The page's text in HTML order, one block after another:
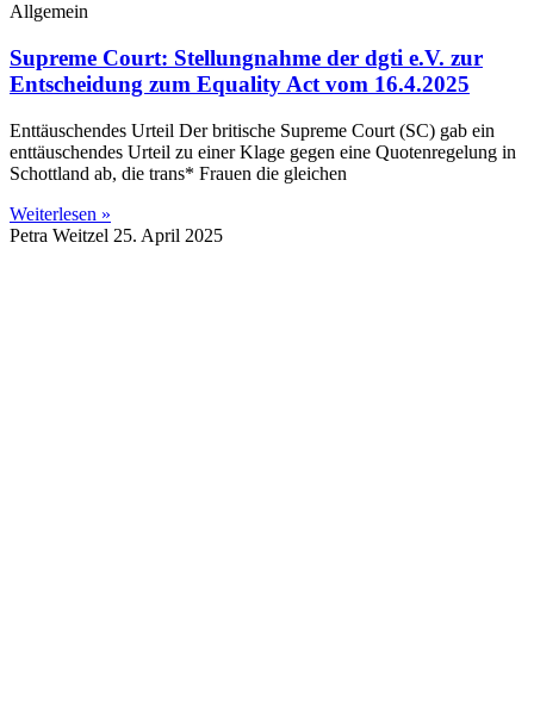
Allgemein
Supreme Court: Stellungnahme der dgti e.V. zur
Entscheidung zum Equality Act vom 16.4.2025
Enttäuschendes Urteil Der britische Supreme Court (SC) gab ein
enttäuschendes Urteil zu einer Klage gegen eine Quotenregelung in
Schottland ab, die trans* Frauen die gleichen
Weiterlesen »
Petra Weitzel 25. April 2025